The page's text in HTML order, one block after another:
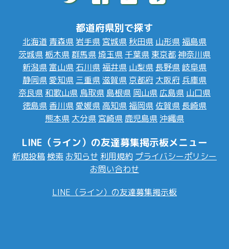
都道府県別で探す
北海道 青森県 岩手県 宮城県 秋田県 山形県福島県
茨城県 栃木県群馬県埼玉県 千葉県 東京都神奈川県
新潟県 富山県 石川県福井県 山梨県 長野県 岐阜県
静岡県愛知県 三重県滋賀県 京都府 大阪府 兵庫県
奈良県 和歌山県 鳥取県 島根県 岡山県 広島県 山口県
徳島県 香川県愛媛県 高知県福岡県 佐賀県 長崎県
熊本県 大分県 宮崎県 鹿児島県 沖縄県
LINE（ライン）の友達募集掲示板メニュー
新規投稿 検索 お知らせ 利用規約 プライバシーポリシー
お問い合わせ
LINE（ライン）の友達募集掲示板